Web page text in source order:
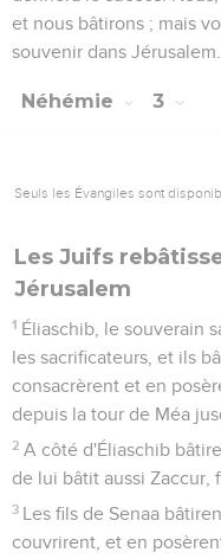
et nous bâtirons ; mais
souvenir dans Jérusalem.
Néhémie 3
Seuls les Évangiles sont
Les Juifs
Jérusalem
1 Éliaschib, le souverain
les sacrificateurs, et ils
consacrèrent et en
depuis la tour de Méa
2 A côté d'Éliaschib
de lui bâtit aussi Zaccur,
3 Les fils de Senaa
couvrirent, et en